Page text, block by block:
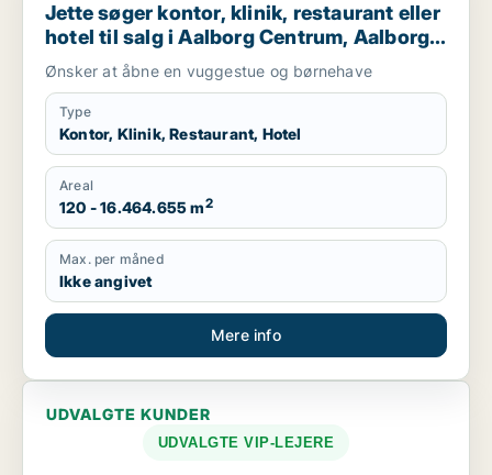
Jette søger kontor, klinik, restaurant eller
hotel til salg i Aalborg Centrum, Aalborg
SØ eller Aalborg Øst
Ønsker at åbne en vuggestue og børnehave
Type
Kontor, Klinik, Restaurant, Hotel
Areal
120 - 16.464.655 m2
Max. per måned
Ikke angivet
Mere info
UDVALGTE KUNDER
UDVALGTE VIP-LEJERE